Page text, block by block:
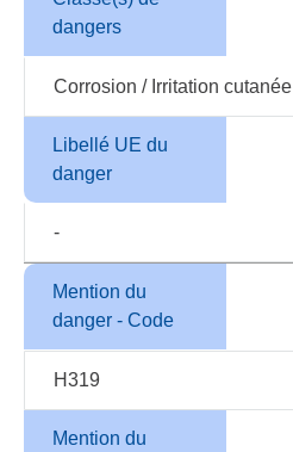
dangers
Corrosion / Irritation cutanée
Libellé UE du
danger
-
Mention du
danger - Code
H319
Mention du